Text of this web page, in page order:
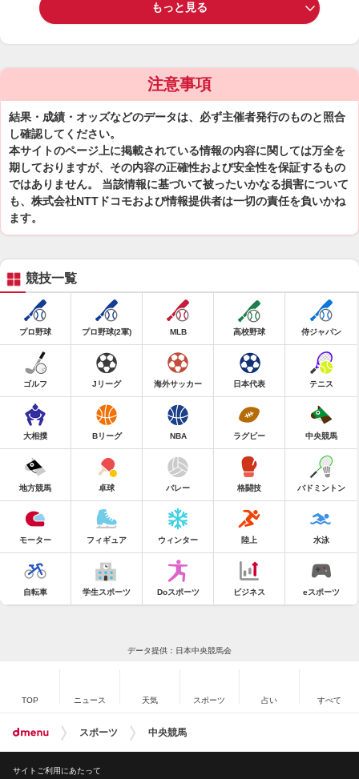
もっと見る
注意事項
結果・成績・オッズなどのデータは、必ず主催者発行のものと照合
し確認してください。
本サイトのページ上に掲載されている情報の内容に関しては万全を
期しておりますが、その内容の正確性および安全性を保証するもの
ではありません。 当該情報に基づいて被ったいかなる損害について
も、株式会社NTTドコモおよび情報提供者は一切の責任を負いかね
ます。
競技一覧
プロ野球 プロ野球(2軍) MLB 高校野球 侍ジャパン
ゴルフ Jリーグ 海外サッカー 日本代表 テニス
大相撲 Bリーグ NBA ラグビー 中央競馬
地方競馬 卓球 バレー 格闘技 バドミントン
モーター フィギュア ウィンター 陸上 水泳
自転車 学生スポーツ Doスポーツ ビジネス eスポーツ
データ提供：日本中央競馬会
TOP ニュース 天気 スポーツ 占い すべて
スポーツ 中央競馬
サイトご利用にあたって